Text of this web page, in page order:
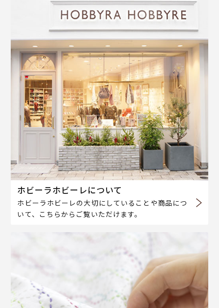
ホビーラホビーレについて
ホビーラホビーレの大切にしていることや商品につ
いて、こちらからご覧いただけます。